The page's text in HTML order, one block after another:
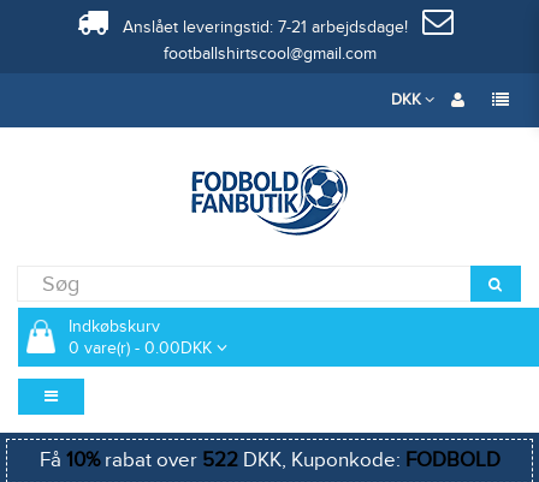
Anslået leveringstid: 7-21 arbejdsdage!
footballshirtscool@gmail.com
DKK
Indkøbskurv
0 vare(r) - 0.00DKK
Få 10%rabat over 522DKK, Kuponkode: FODBOLD